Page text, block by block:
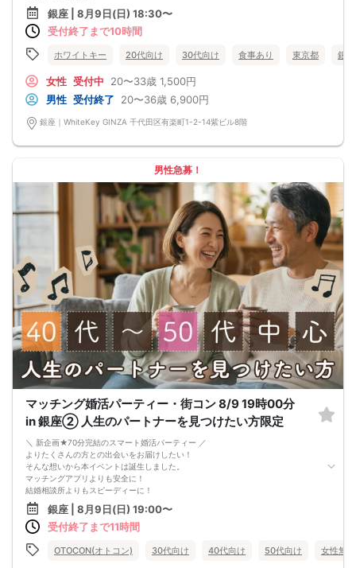
はじめに10分間テーブルホッピング
おいしいお料理タイム
ペアで挑戦するゲーム
＊終電まで時間がしっかりあるので気になる人と有楽町で２次会へ
＜サポートツール＞
カジュアルで盛り上がるプロフィールシートがあるよ！
＜マッチングゲーム＞
＜お食事メニュー＞
ショートケーキ、ミニドーナツ、マンゴーのアイスクリーム、いちごと抹茶のロ
ビール類、ワイン、ハイボール、レモンサワー、桃サワー、梅サワー、ぶどうサ
ワー、アイスティー、ウーロン茶の２時間フリードリンク付き
＊飲食メニューは仕入れの関係で変更になる場合がございます
＊メニューには数に限りがございます
＜1人で参加の方もたくさん＞
こちらのイベントは一人で参加しても十分に楽しめるのが特徴。約半数の方がお
ひとりでご参加されます。女性のお一人参加やイベント初心者の方も大歓迎です
♡
定職についている方（フリーターの方はご参加頂けません）
銀座 | 8月9日(日) 18:30〜
受付終了まで10時間
ホワイトキー 20代向け 30代向け 食事あり 東京都 銀座
女性 受付中 20〜33歳 1,500円
男性 受付終了 20〜36歳 6,900円
銀座｜WhiteKey GINZA 千代田区有楽町1-2-14紫ビル8階
男性急募！
マッチング婚活パーティー・街コン 8/9 19時00分
in 銀座② 人生のパートナーを見つけたい方限定
＼ 新企画★70分完結のスマート婚活パーティー ／
よりたくさんの方との出会いをお届けしたい！
そんな想いから本イベントは誕生しました。
マッチングアプリよりも安全に！
結婚相談所よりもスピーディーに！
さらに、今までのパーティーよりもリーズナブルに！
この機会にぜひ、ご参加くださいませ♪
-------------------------------------------------------
・受付
銀座 | 8月9日(日) 19:00〜
受付終了まで11時間
OTOCON(オトコン) 30代向け 40代向け 50代向け 女性無料